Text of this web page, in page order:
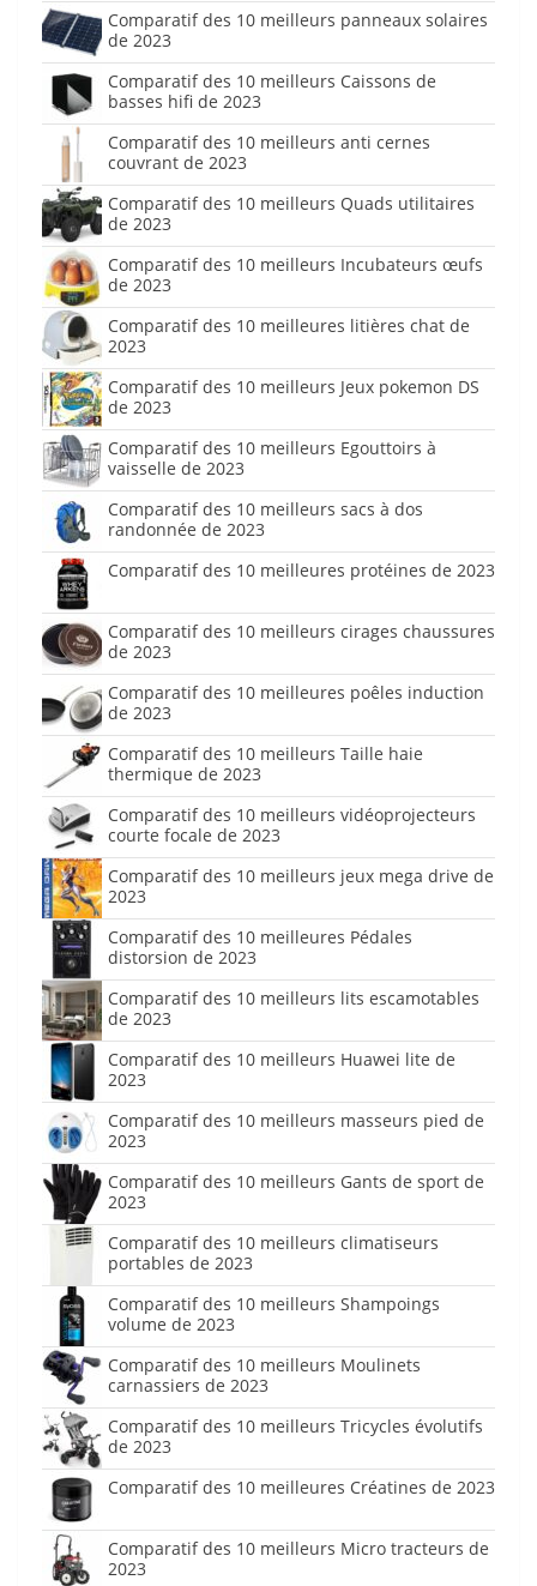
Comparatif des 10 meilleurs panneaux solaires
de 2023
Comparatif des 10 meilleurs Caissons de
basses hifi de 2023
Comparatif des 10 meilleurs anti cernes
couvrant de 2023
Comparatif des 10 meilleurs Quads utilitaires
de 2023
Comparatif des 10 meilleurs Incubateurs œufs
de 2023
Comparatif des 10 meilleures litières chat de
2023
Comparatif des 10 meilleurs Jeux pokemon DS
de 2023
Comparatif des 10 meilleurs Egouttoirs à
vaisselle de 2023
Comparatif des 10 meilleurs sacs à dos
randonnée de 2023
Comparatif des 10 meilleures protéines de 2023
Comparatif des 10 meilleurs cirages chaussures
de 2023
Comparatif des 10 meilleures poêles induction
de 2023
Comparatif des 10 meilleurs Taille haie
thermique de 2023
Comparatif des 10 meilleurs vidéoprojecteurs
courte focale de 2023
Comparatif des 10 meilleurs jeux mega drive de
2023
Comparatif des 10 meilleures Pédales
distorsion de 2023
Comparatif des 10 meilleurs lits escamotables
de 2023
Comparatif des 10 meilleurs Huawei lite de
2023
Comparatif des 10 meilleurs masseurs pied de
2023
Comparatif des 10 meilleurs Gants de sport de
2023
Comparatif des 10 meilleurs climatiseurs
portables de 2023
Comparatif des 10 meilleurs Shampoings
volume de 2023
Comparatif des 10 meilleurs Moulinets
carnassiers de 2023
Comparatif des 10 meilleurs Tricycles évolutifs
de 2023
Comparatif des 10 meilleures Créatines de 2023
Comparatif des 10 meilleurs Micro tracteurs de
2023